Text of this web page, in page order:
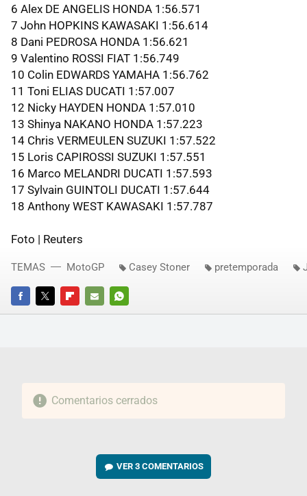
6 Alex DE ANGELIS HONDA 1:56.571
7 John HOPKINS KAWASAKI 1:56.614
8 Dani PEDROSA HONDA 1:56.621
9 Valentino ROSSI FIAT 1:56.749
10 Colin EDWARDS YAMAHA 1:56.762
11 Toni ELIAS DUCATI 1:57.007
12 Nicky HAYDEN HONDA 1:57.010
13 Shinya NAKANO HONDA 1:57.223
14 Chris VERMEULEN SUZUKI 1:57.522
15 Loris CAPIROSSI SUZUKI 1:57.551
16 Marco MELANDRI DUCATI 1:57.593
17 Sylvain GUINTOLI DUCATI 1:57.644
18 Anthony WEST KAWASAKI 1:57.787
Foto | Reuters
FACEBOOKTWITTERFLIPBOARD
E-
WHATSAPP
TEMAS MotoGP Casey Stoner pretemporada
Comentarios cerrados
VER3 COMENTARIOS